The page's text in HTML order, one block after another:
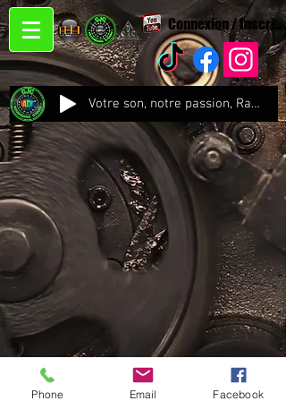
Connexion /
Votre son, notre passion, Radio CJC Recording Studio , là où chaque note prend vie !
Phone Email Facebook